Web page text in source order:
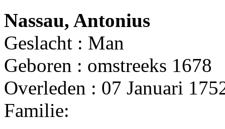
Nassau, Antonius
Geslacht : Man
Geboren : omstreeks 1678
Overleden : 07 Januari
Familie: